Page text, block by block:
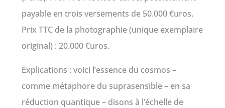
payable en trois versements de 50.000 €uros.
Prix TTC de la photographie (unique exemplaire
original) : 20.000 €uros.
Explications : voici l’essence du cosmos –
comme métaphore du suprasensible – en sa
réduction quantique – disons à l’échelle de